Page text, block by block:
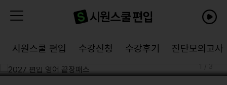
시원스쿨 편입 수강신청 수강후기 진단모의고사
가장 효율적이고 확실한 편입 합격 전략!